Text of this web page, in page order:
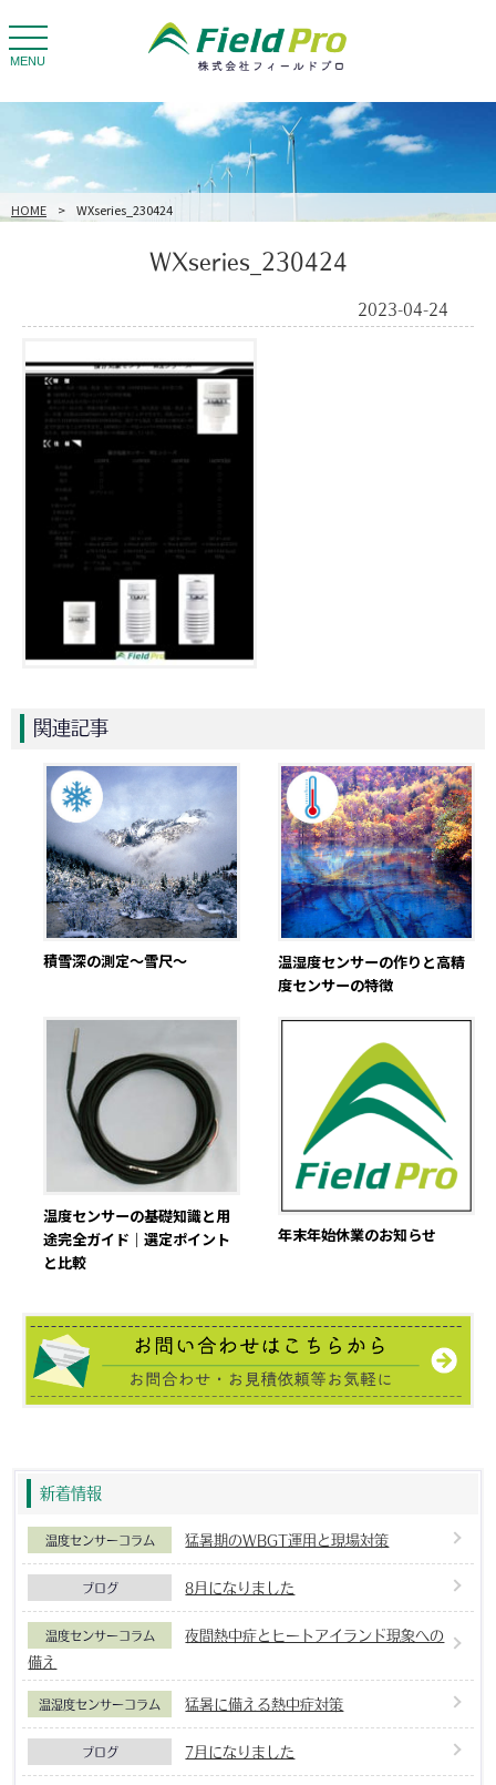
toggle
navigation
MENU
HOME > WXseries_230424
WXseries_230424
2023-04-24
関連記事
積雪深の測定～雪尺～
温湿度センサーの作りと高精
度センサーの特徴
温度センサーの基礎知識と用
途完全ガイド｜選定ポイント
と比較
年末年始休業のお知らせ
新着情報
温度センサーコラム 猛暑期のWBGT運用と現場対策
ブログ 8月になりました
温度センサーコラム
夜間熱中症とヒートアイランド現象への
備え
温湿度センサーコラム 猛暑に備える熱中症対策
ブログ 7月になりました